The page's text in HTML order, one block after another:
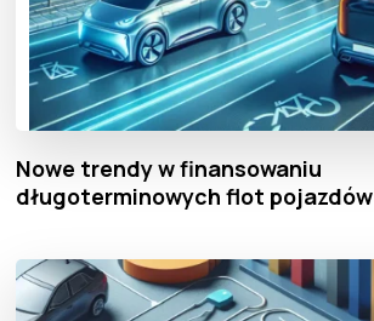
Nowe trendy w finansowaniu
długoterminowych flot pojazdów